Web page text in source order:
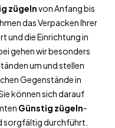
zügelnvon Anfang bis
das Verpacken Ihrer
und die Einrichtung in
gehen wir besonders
um und stellen
Gegenstände in
können sich darauf
Günstig zügeln-
sorgfältig durchführt.